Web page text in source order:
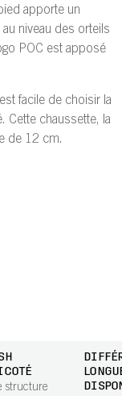
apporte un
niveau des orteils
POC est apposé
facile de choisir la
Cette chaussette, la
de 12 cm.
structure